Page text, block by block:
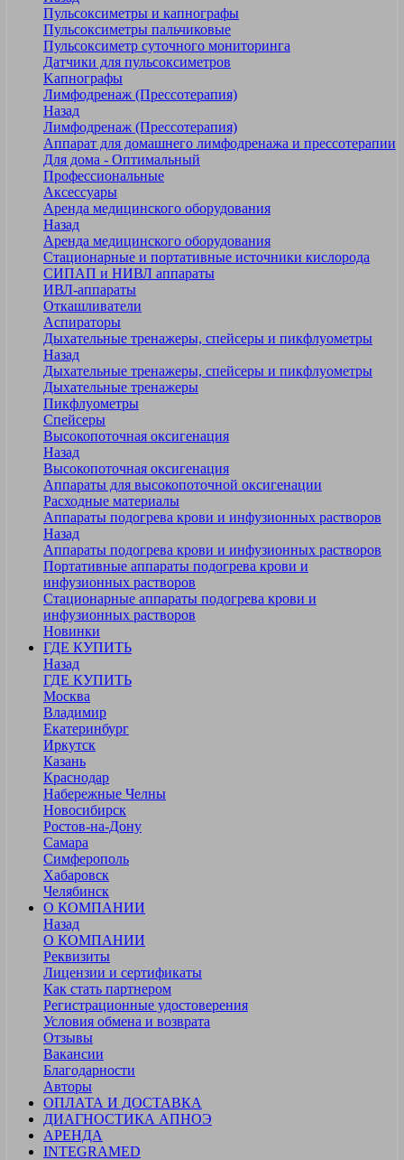
Пульсоксиметры и капнографы
Пульсоксиметры пальчиковые
Пульсоксиметр суточного мониторинга
Датчики для пульсоксиметров
Kапнографы
Лимфодренаж (Прессотерапия)
Назад
Лимфодренаж (Прессотерапия)
Аппарат для домашнего лимфодренажа и прессотерапии
Для дома - Оптимальный
Профессиональные
Аксессуары
Аренда медицинского оборудования
Назад
Аренда медицинского оборудования
Стационарные и портативные источники кислорода
СИПАП и НИВЛ аппараты
ИВЛ-аппараты
Откашливатели
Аспираторы
Дыхательные тренажеры, спейсеры и пикфлуометры
Назад
Дыхательные тренажеры, спейсеры и пикфлуометры
Дыхательные тренажеры
Пикфлуометры
Спейсеры
Высокопоточная оксигенация
Назад
Высокопоточная оксигенация
Аппараты для высокопоточной оксигенации
Расходные материалы
Аппараты подогрева крови и инфузионных растворов
Назад
Аппараты подогрева крови и инфузионных растворов
Портативные аппараты подогрева крови и
инфузионных растворов
Стационарные аппараты подогрева крови и
инфузионных растворов
Новинки
ГДЕ КУПИТЬ
Назад
ГДЕ КУПИТЬ
Москва
Владимир
Екатеринбург
Иркутск
Казань
Краснодар
Набережные Челны
Новосибирск
Ростов-на-Дону
Самара
Симферополь
Хабаровск
Челябинск
О КОМПАНИИ
Назад
О КОМПАНИИ
Реквизиты
Лицензии и сертификаты
Как стать партнером
Регистрационные удостоверения
Условия обмена и возврата
Отзывы
Вакансии
Благодарности
Авторы
ОПЛАТА И ДОСТАВКА
ДИАГНОСТИКА АПНОЭ
АРЕНДА
INTEGRAMED